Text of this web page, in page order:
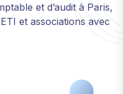
et d’audit à Paris,
et associations avec